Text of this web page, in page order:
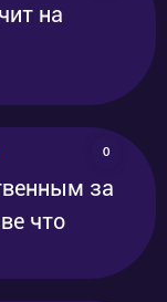
на
0
за
что